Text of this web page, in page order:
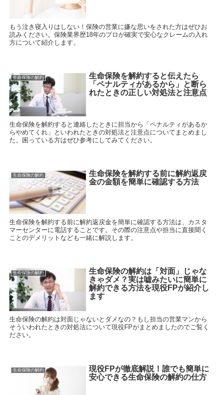
もう泣き寝入りはしない！保険の営業に嫌な思いをされた方はぜひお
読みください。保険業界歴18年のプロが確実で安心なクレームの入れ
方について紹介します。
生命保険の解約
生命保険を解約すると伝えたら
「ペナルティがあるから」と断ら
れたときの正しい対処法と注意点
生命保険を解約すると連絡したときに担当から「ペナルティがあるか
らやめてくれ」といわれたときの対処法と注意点についてまとめまし
た。困っている方はぜひ参考にしてみてください。
生命保険の解約
生命保険を解約する前に解約返戻
金の金額を簡単に確認する方法
生命保険を解約する前に解約返戻金を簡単に確認する方法は、カスタ
マーセンターに電話することです。その際の注意点や担当に直接聞く
ことのデメリットなども一緒に解説します。
生命保険の解約
生命保険の解約は「対面」じゃな
きゃダメ？実は嘘みたいに簡単に
解約できる方法を現役FPが紹介し
ます
生命保険の解約は対面じゃないとダメなの？もし担当の営業マンから
そういわれたときの対処法について現役FPがまとめましたのでご覧く
ださい。
生命保険の解約
現役FPが徹底解説！誰でも簡単に
安心できる生命保険の解約の仕方